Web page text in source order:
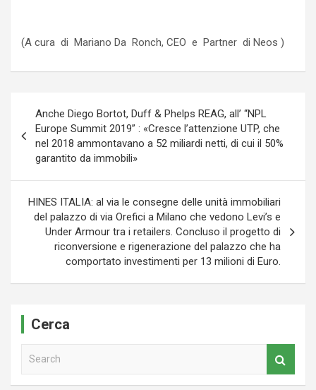
(A cura di Mariano Da Ronch, CEO e Partner di Neos )
articoli
Anche Diego Bortot, Duff & Phelps REAG, all’ “NPL
Europe Summit 2019” : «Cresce l’attenzione UTP, che
nel 2018 ammontavano a 52 miliardi netti, di cui il 50%
garantito da immobili»
HINES ITALIA: al via le consegne delle unità immobiliari
del palazzo di via Orefici a Milano che vedono Levi’s e
Under Armour tra i retailers. Concluso il progetto di
riconversione e rigenerazione del palazzo che ha
comportato investimenti per 13 milioni di Euro.
Cerca